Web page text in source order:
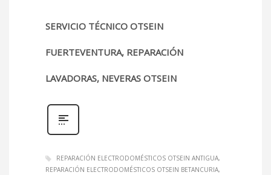
SERVICIO TÉCNICO OTSEIN
FUERTEVENTURA, REPARACIÓN
LAVADORAS, NEVERAS OTSEIN
REPARACIÓN ELECTRODOMÉSTICOS OTSEIN ANTIGUA
REPARACIÓN ELECTRODOMÉSTICOS OTSEIN BETANCURIA